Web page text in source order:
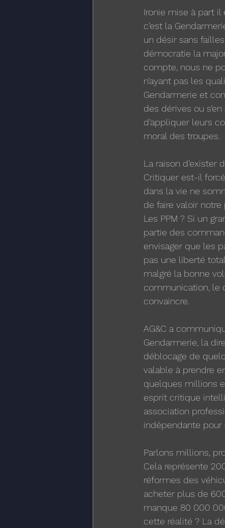
Ironie mise à part
c’est la
un désir sans
démocratie la
compte, nous ne
n’ayant pas les
Gendarmerie et
des dérives ou
d’appliquer leurs
moral des troupes.
La raison d’exister
Critiquer est-il
dans la vie ne
de faire valoir
Les PPM ? Si un
partie des
envisager que les
pas une liberté
malgré la bonne
communication, le
convaincre.
AG&C a
Gendarmerie, la
déblocage de
valable à prendre
quelques millions
esprit critique
association
indépendante
Parlons millions,
Cela représente
réformes des
acheter plus de
manque 80 000
cette réalité ? La